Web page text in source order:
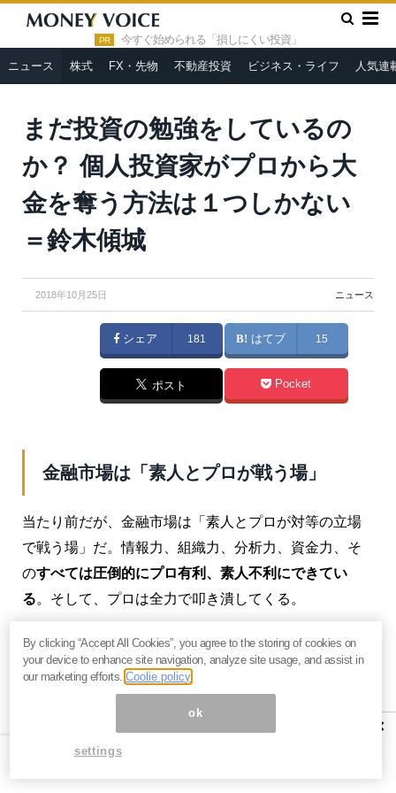
PR 今すぐ始められる「損しにくい投資」
ニュース 株式 FX・先物 不動産投資 ビジネス・ライフ 人気連
HOME » ニュース »
まだ投資の勉強をしているのか？ 個人投
資家がプロから大金を奪う方法は１つしかない＝鈴木傾城
まだ投資の勉強をしているの
か？ 個人投資家がプロから大
金を奪う方法は１つしかない
＝鈴木傾城
2018年10月25日 ニュース
シェア 181 はてブ 15
ポスト Pocket
金融市場は「素人とプロが戦う場」
当たり前だが、金融市場は「素人とプロが対等の立場
で戦う場」だ。情報力、組織力、分析力、資金力、そ
のすべては圧倒的にプロ有利、素人不利にできてい
る。そして、プロは全力で叩き潰してくる。
金融市場とは、そのような世界なのだ。
こんな強欲なサメがうようよするような場所ならば、
アクセスしなければいけない
られない。
×
By clicking “Accept All Cookies”, you agree to the storing of cookies on
your device to enhance site navigation, analyze site usage, and assist in
our marketing efforts.Coolie policy
ok
settings